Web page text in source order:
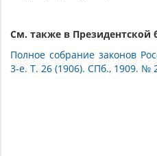
См. также в Президентской
Полное собрание законов
3-е. Т. 26 (1906). СПб., 1909. №